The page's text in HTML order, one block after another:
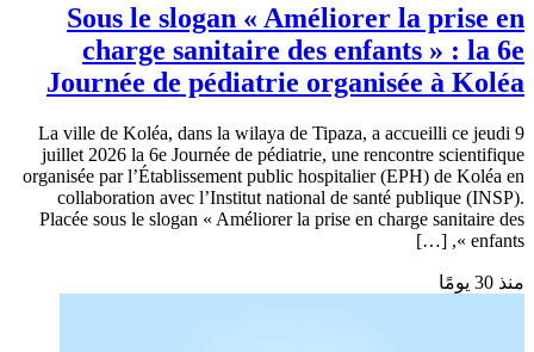
Sous le slogan « Améliorer la prise en
charge sanitaire des enfants » : la 6e
Journée de pédiatrie organisée à Koléa
La ville de Koléa, dans la wilaya de Tipaza, a accueilli ce jeudi 9
juillet 2026 la 6e Journée de pédiatrie, une rencontre scientifique
organisée par l’Établissement public hospitalier (EPH) de Koléa en
collaboration avec l’Institut national de santé publique (INSP).
Placée sous le slogan « Améliorer la prise en charge sanitaire des
enfants », […]
منذ 30 يومًا